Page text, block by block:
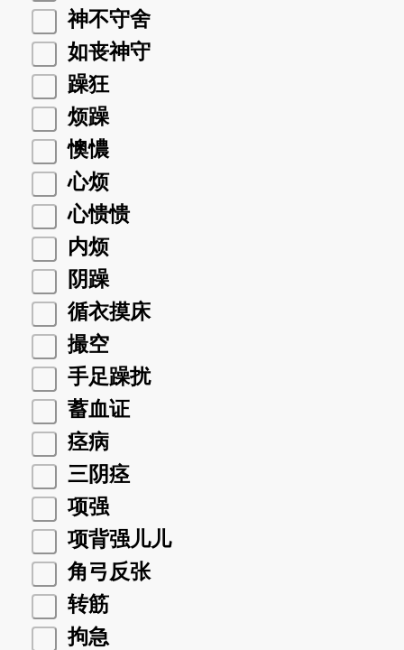
神不守舍
如丧神守
躁狂
烦躁
懊憹
心烦
心愦愦
内烦
阴躁
循衣摸床
撮空
手足躁扰
蓄血证
痉病
三阴痉
项强
项背强儿儿
角弓反张
转筋
拘急